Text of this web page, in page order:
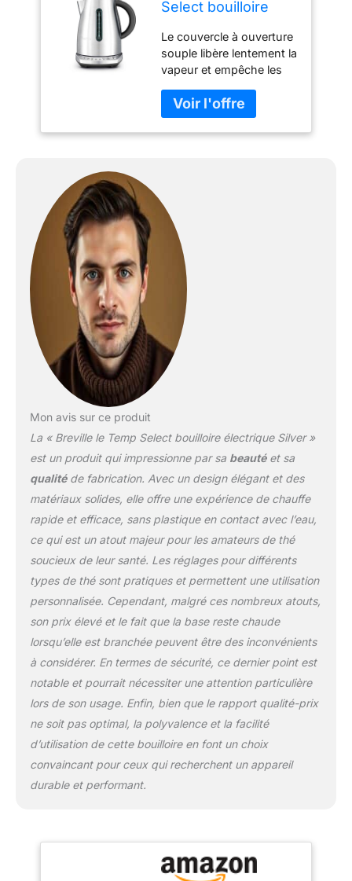
Select bouilloire
Le couvercle à ouverture
souple libère lentement la
vapeur et empêche les
fenêtre d'eau pour une
visualisation à gauche ou
à droite Carafe sans fil
automatique et
protection contre
l'ébullition à sec
Mon avis sur ce produit
La « Breville le Temp Select bouilloire électrique Silver »
est un produit qui impressionne par sa beautéet sa
qualitéde fabrication. Avec un design élégant et des
matériaux solides, elle offre une expérience de chauffe
rapide et efficace, sans plastique en contact avec l’eau,
ce qui est un atout majeur pour les amateurs de thé
soucieux de leur santé. Les réglages pour différents
types de thé sont pratiques et permettent une utilisation
personnalisée. Cependant, malgré ces nombreux atouts,
son prix élevé et le fait que la base reste chaude
lorsqu’elle est branchée peuvent être des inconvénients
à considérer. En termes de sécurité, ce dernier point est
notable et pourrait nécessiter une attention particulière
lors de son usage. Enfin, bien que le rapport qualité-prix
ne soit pas optimal, la polyvalence et la facilité
d’utilisation de cette bouilloire en font un choix
convaincant pour ceux qui recherchent un appareil
durable et performant.